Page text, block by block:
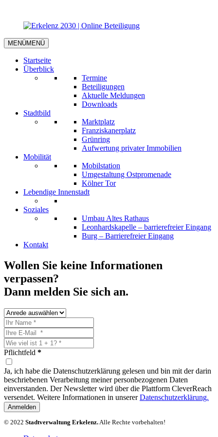
MENÜMENÜ
Startseite
Überblick
Termine
Beteiligungen
Aktuelle Meldungen
Downloads
Stadtbild
Marktplatz
Franziskanerplatz
Grünring
Aufwertung privater Immobilien
Mobilität
Mobilstation
Umgestaltung Ostpromenade
Kölner Tor
Lebendige Innenstadt
Soziales
Umbau Altes Rathaus
Leonhardskapelle – barrierefreier Eingang
Burg – Barrierefreier Eingang
Kontakt
Wollen Sie keine Informationen
verpassen?
Dann melden Sie sich an.
Pflichtfeld *
Ja, ich habe die Datenschutzerklärung gelesen und bin mit der darin
beschriebenen Verarbeitung meiner personbezogenen Daten
einverstanden. Der Newsletter wird über die Plattform CleverReach
versendet. Weitere Informationen in unsererDatenschutzerklärung.
Anmelden
© 2022 Stadtverwaltung Erkelenz.Alle Rechte vorbehalten!